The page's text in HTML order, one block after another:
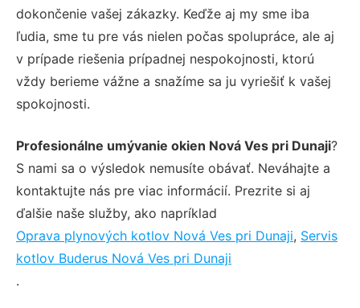
dokončenie vašej zákazky. Keďže aj my sme iba
ľudia, sme tu pre vás nielen počas spolupráce, ale aj
v prípade riešenia prípadnej nespokojnosti, ktorú
vždy berieme vážne a snažíme sa ju vyriešiť k vašej
spokojnosti.
Profesionálne umývanie okien Nová Ves pri Dunaji?
S nami sa o výsledok nemusíte obávať. Neváhajte a
kontaktujte nás pre viac informácií. Prezrite si aj
ďalšie naše služby, ako napríklad
Oprava plynových kotlov Nová Ves pri Dunaji, Servis
kotlov Buderus Nová Ves pri Dunaji
.